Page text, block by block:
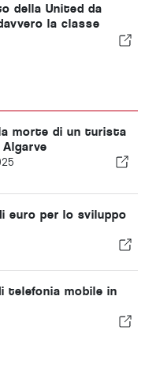
della United da
la classe
morte di un turista
euro per lo sviluppo
telefonia mobile in